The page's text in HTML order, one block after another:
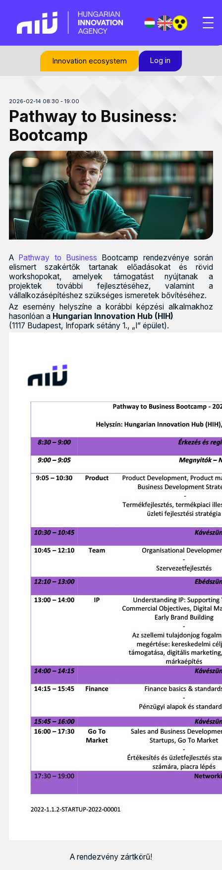
Innovation ecosystem Log in
2026-02-14 08:30 - 19:00
Pathway to Business:
Bootcamp
A Pathway to Business Bootcamp rendezvénye során
elismert szakértők tartanak előadásokat és rövid
workshopokat, amelyek támogatást nyújtanak a
projektek további fejlesztéséhez, valamint a
vállalkozásépítéshez szükséges ismeretek bővítéséhez.
Az esemény helyszíne a korábbi képzési alkalmakhoz
hasonlóan a Hungarian Innovation Hub (HIH)
(1117 Budapest, Infopark sétány 1., „I” épület).
A rendezvény zártkörű!